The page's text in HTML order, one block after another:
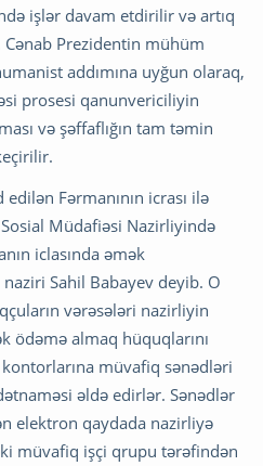
işlər davam etdirilir və artıq
Cənab Prezidentin mühüm
addımına uyğun olaraq,
prosesi qanunvericiliyin
və şəffaflığın tam təmin
edilən Fərmanının icrası ilə
Müdafiəsi Nazirliyində
iclasında əmək
Sahil Babayev deyib. O
vərəsələri nazirliyin
ödəmə almaq hüquqlarını
müvafiq sənədləri
əldə edirlər. Sənədlər
elektron qaydada nazirliyə
müvafiq işçi qrupu tərəfindən